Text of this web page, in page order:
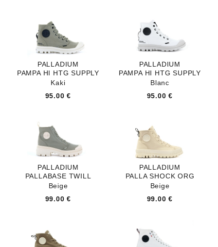
PALLADIUM
PAMPA HI HTG SUPPLY
Kaki
95.00 €
PALLADIUM
PAMPA HI HTG SUPPLY
Blanc
95.00 €
PALLADIUM
PALLABASE TWILL
Beige
99.00 €
PALLADIUM
PALLA SHOCK ORG
Beige
99.00 €